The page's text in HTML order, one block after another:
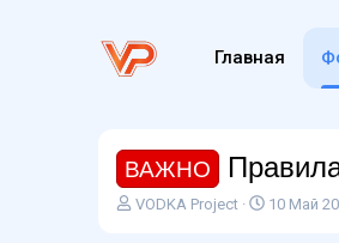
Главная
ВАЖНО
А
VODKA Project
Д
10 Май